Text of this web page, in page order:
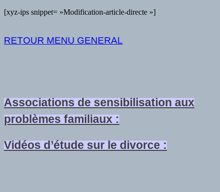
[xyz-ips snippet= »Modification-article-directe »]
RETOUR MENU GENERAL
Associations de sensibilisation aux
problèmes familiaux :
Vidéos d’étude sur le divorce :